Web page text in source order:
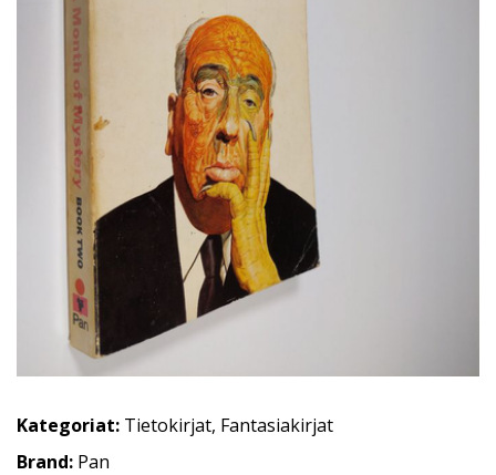
Kategoriat: Tietokirjat, Fantasiakirjat
Brand: Pan